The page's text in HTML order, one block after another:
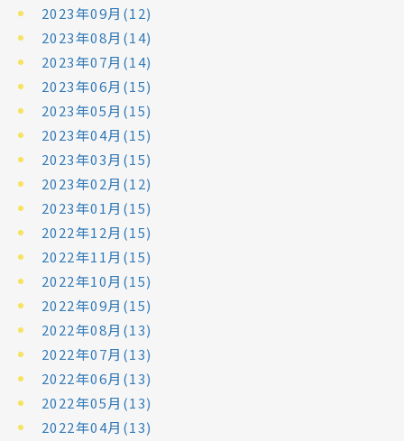
2023年09月(12)
2023年08月(14)
2023年07月(14)
2023年06月(15)
2023年05月(15)
2023年04月(15)
2023年03月(15)
2023年02月(12)
2023年01月(15)
2022年12月(15)
2022年11月(15)
2022年10月(15)
2022年09月(15)
2022年08月(13)
2022年07月(13)
2022年06月(13)
2022年05月(13)
2022年04月(13)